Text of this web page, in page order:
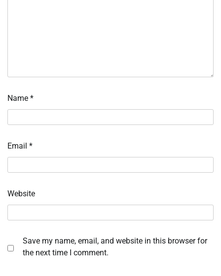
Name *
Email *
Website
Save my name, email, and website in this browser for
the next time I comment.